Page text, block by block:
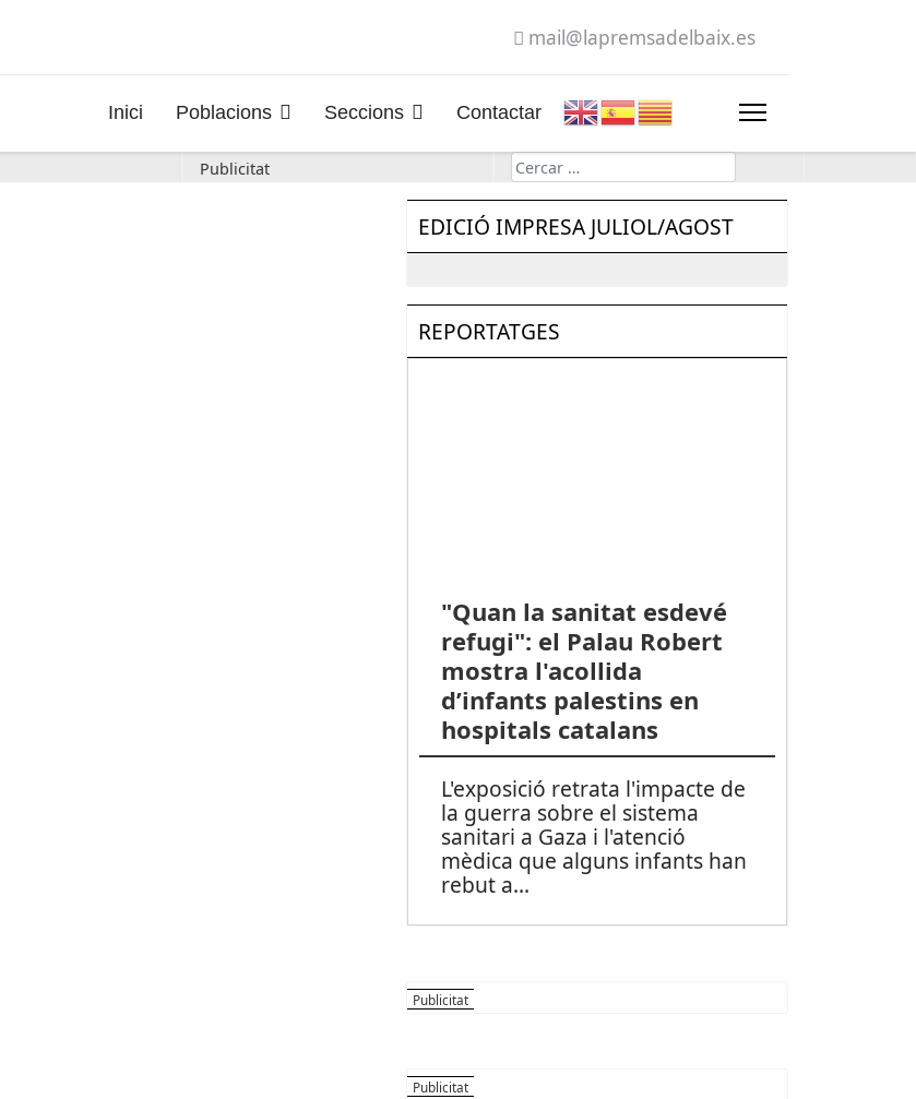
mail@lapremsadelbaix.es
Inici Poblacions Seccions Contactar
Publicitat Cerca
EDICIÓ IMPRESA JULIOL/AGOST
REPORTATGES
"Quan la sanitat esdevé
refugi": el Palau Robert
mostra l'acollida
d’infants palestins en
hospitals catalans
L'exposició retrata l'impacte de
la guerra sobre el sistema
sanitari a Gaza i l'atenció
mèdica que alguns infants han
rebut a...